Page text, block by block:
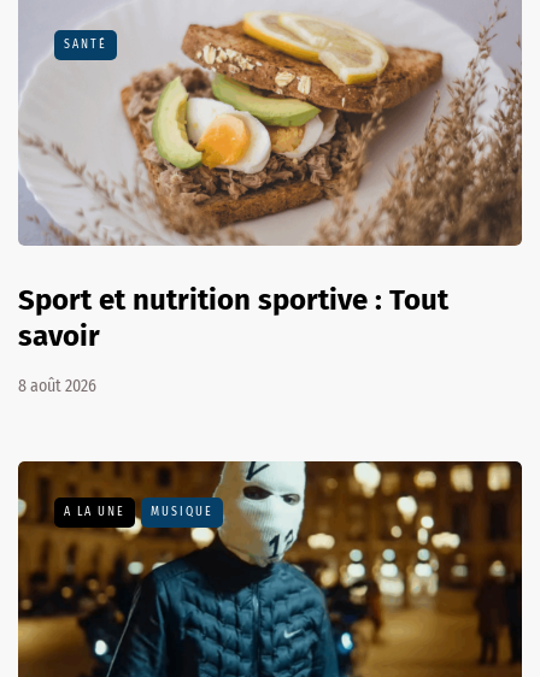
SANTÉ
Sport et nutrition sportive : Tout
savoir
8 août 2026
A LA UNE MUSIQUE